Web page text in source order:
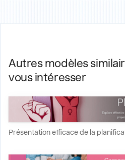
Autres modèles
vous intéresser
Présentation efficace de la